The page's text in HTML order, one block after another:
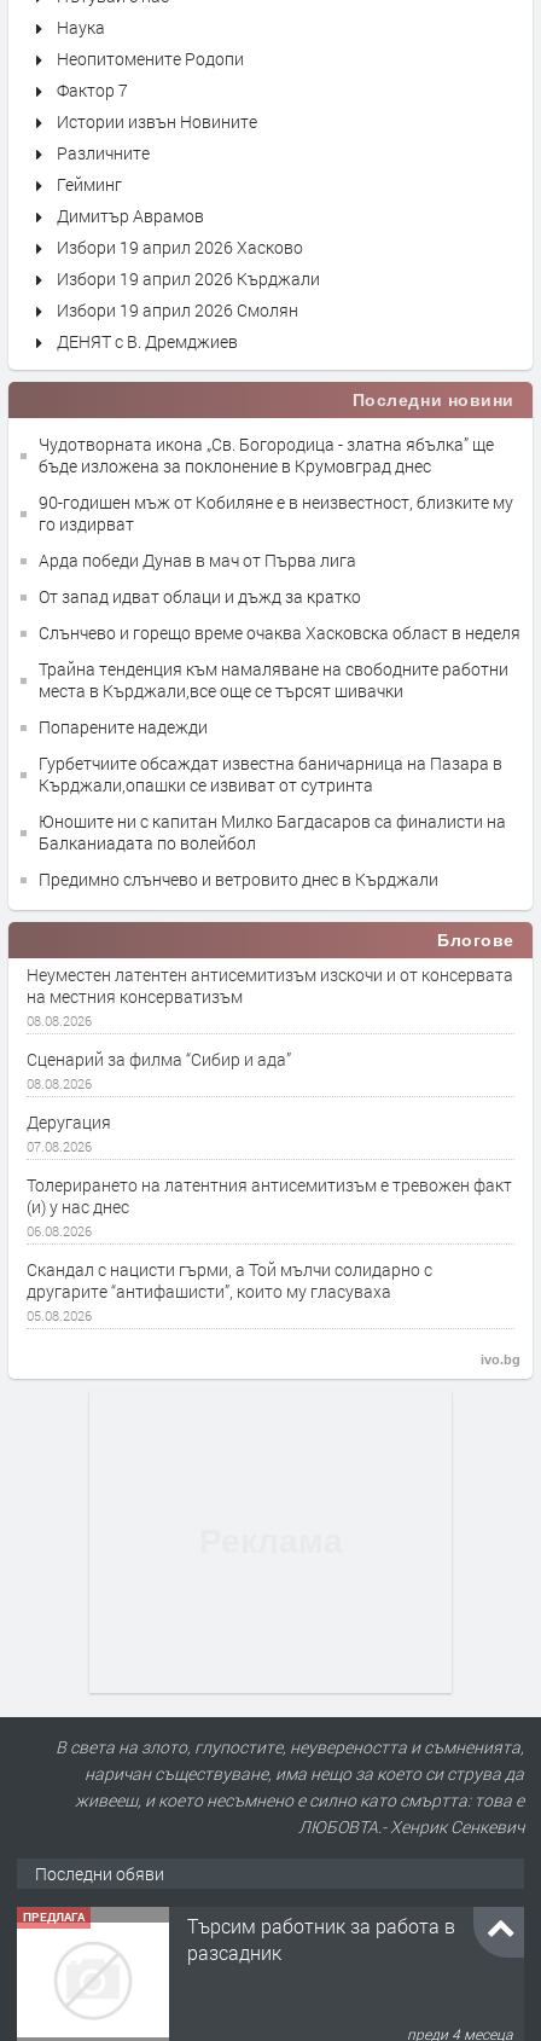
Наука
Неопитомените Родопи
Фактор 7
Истории извън Новините
Различните
Гейминг
Димитър Аврамов
Избори 19 април 2026 Хасково
Избори 19 април 2026 Кърджали
Избори 19 април 2026 Смолян
ДЕНЯТ с В. Дремджиев
Последни новини
Чудотворната икона „Св. Богородица - златна ябълка” ще
бъде изложена за поклонение в Крумовград днес
90-годишен мъж от Кобиляне е в неизвестност, близките му
го издирват
Арда победи Дунав в мач от Първа лига
От запад идват облаци и дъжд за кратко
Слънчево и горещо време очаква Хасковска област в неделя
Трайна тенденция към намаляване на свободните работни
места в Кърджали,все още се търсят шивачки
Попарените надежди
Гурбетчиите обсаждат известна баничарница на Пазара в
Кърджали,опашки се извиват от сутринта
Юношите ни с капитан Милко Багдасаров са финалисти на
Балканиадата по волейбол
Предимно слънчево и ветровито днес в Кърджали
Блогове
Неуместен латентен антисемитизъм изскочи и от консервата
на местния консерватизъм
08.08.2026
Сценарий за филма “Сибир и ада”
08.08.2026
Деругация
07.08.2026
Толерирането на латентния антисемитизъм е тревожен факт
(и) у нас днес
06.08.2026
Скандал с нацисти гърми, а Той мълчи солидарно с
другарите “антифашисти”, които му гласуваха
05.08.2026
ivo.bg
В света на злото, глупостите, неувереността и съмненията,
наричан съществуване, има нещо за което си струва да
живееш, и което несъмнено е силно като смъртта: това е
ЛЮБОВТА.- Хенрик Сенкевич
Последни обяви
ПРЕДЛАГА
Търсим работник за работа в
разсадник
преди 4 месеца